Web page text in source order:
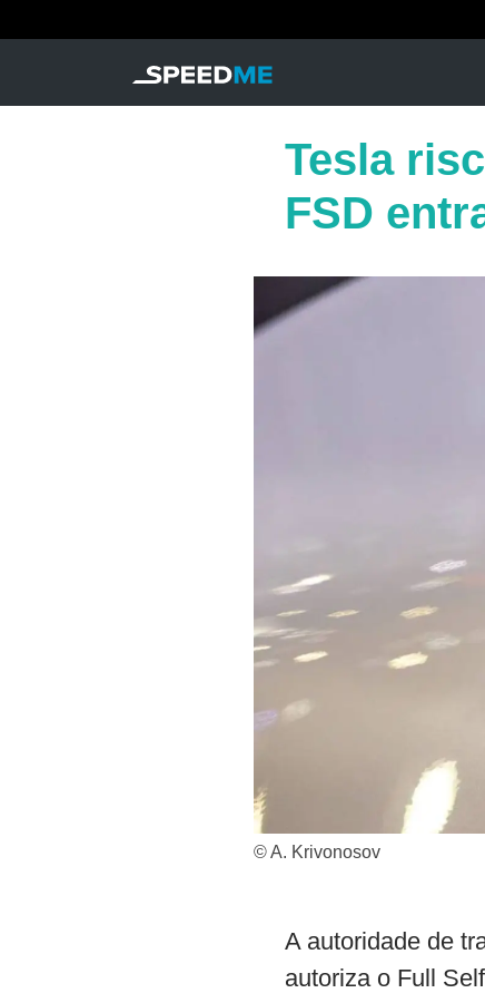
Tesla
FSD
© A. Krivonosov
A autoridade de
autoriza o Full